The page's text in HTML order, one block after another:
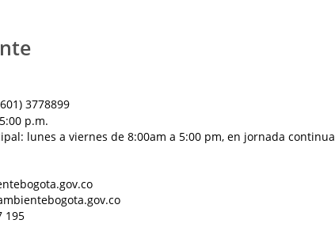
3778899
p.m.
lunes a viernes de 8:00am a 5:00 pm, en jornada continua
195